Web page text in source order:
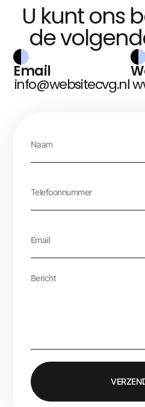
U kunt ons
de
Email
info@websitecvg.nl